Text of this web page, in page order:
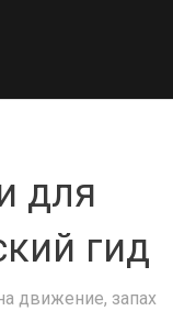
для
гид
движение, запах